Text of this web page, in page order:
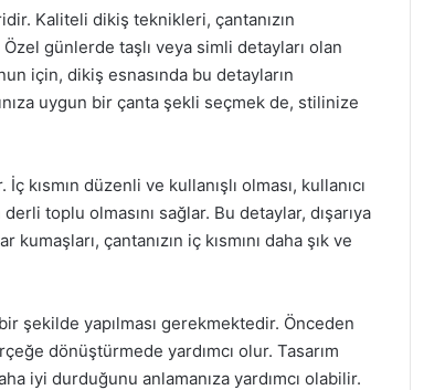
Kaliteli dikiş teknikleri, çantanızın
günlerde taşlı veya simli detayları olan
için, dikiş esnasında bu detayların
uygun bir çanta şekli seçmek de, stilinize
kısmın düzenli ve kullanışlı olması, kullanıcı
toplu olmasını sağlar. Bu detaylar, dışarıya
çantanızın iç kısmını daha şık ve
şekilde yapılması gerekmektedir. Önceden
dönüştürmede yardımcı olur. Tasarım
iyi durduğunu anlamanıza yardımcı olabilir.